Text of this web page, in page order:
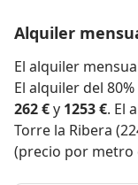
Alquiler
El alquiler
El alquiler del
262 €y 1253 €. El
Torre la Ribera
(precio por metro